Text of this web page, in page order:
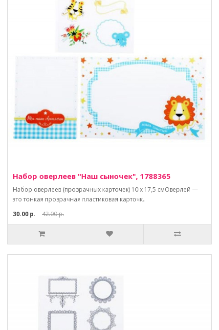
Набор оверлеев "Наш сыночек", 1788365
Набор оверлеев (прозрачных карточек) 10 х 17,5 смОверлей —
это тонкая прозрачная пластиковая карточк..
30.00 р.
42.00 р.